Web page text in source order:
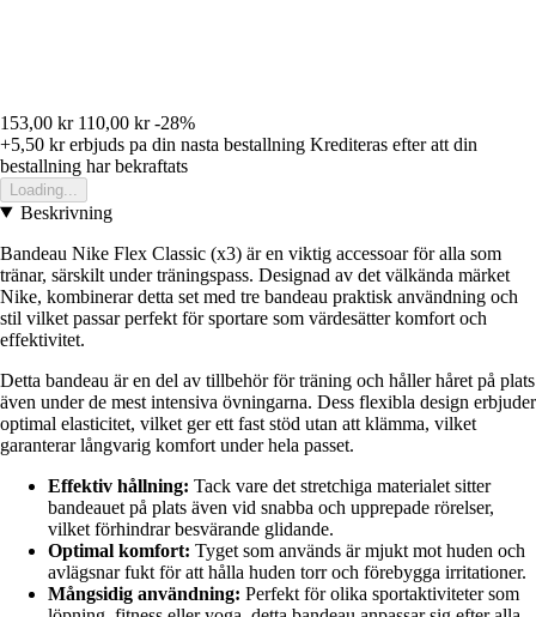
153,00 kr 110,00 kr -28%
+5,50 krerbjuds pa din nasta bestallning Krediteras efter att din
bestallning har bekraftats
Loading...
Beskrivning
Bandeau Nike Flex Classic (x3) är en viktig accessoar för alla som
tränar, särskilt under träningspass. Designad av det välkända märket
Nike, kombinerar detta set med tre bandeau praktisk användning och
stil vilket passar perfekt för sportare som värdesätter komfort och
effektivitet.
Detta bandeau är en del av tillbehör för träning och håller håret på plats
även under de mest intensiva övningarna. Dess flexibla design erbjuder
optimal elasticitet, vilket ger ett fast stöd utan att klämma, vilket
garanterar långvarig komfort under hela passet.
Effektiv hållning: Tack vare det stretchiga materialet sitter
bandeauet på plats även vid snabba och upprepade rörelser,
vilket förhindrar besvärande glidande.
Optimal komfort: Tyget som används är mjukt mot huden och
avlägsnar fukt för att hålla huden torr och förebygga irritationer.
Mångsidig användning: Perfekt för olika sportaktiviteter som